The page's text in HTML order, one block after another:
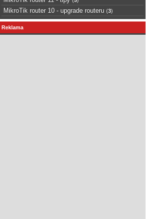
MikroTik router 10 - upgrade routeru (3)
Reklama